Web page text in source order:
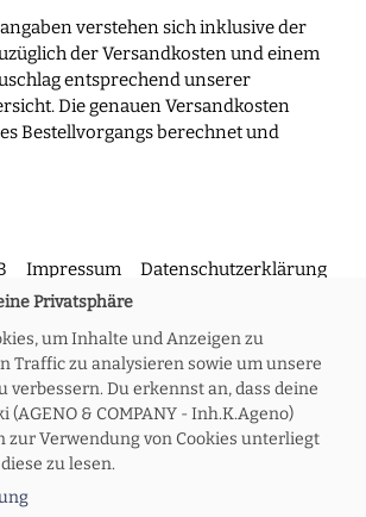
verstehen sich inklusive der
der Versandkosten und einem
entsprechend unserer
Die genauen Versandkosten
Bestellvorgangs berechnet und
Impressum Datenschutzerklärung
Versand und Rückgabe Widerruf
Meine Bestellung
Privatsphäre
um Inhalte und Anzeigen zu
Traffic zu analysieren sowie um unsere
verbessern. Du erkennst an, dass deine
& COMPANY - Inh.K.Ageno)
zur Verwendung von Cookies unterliegt
zu lesen.